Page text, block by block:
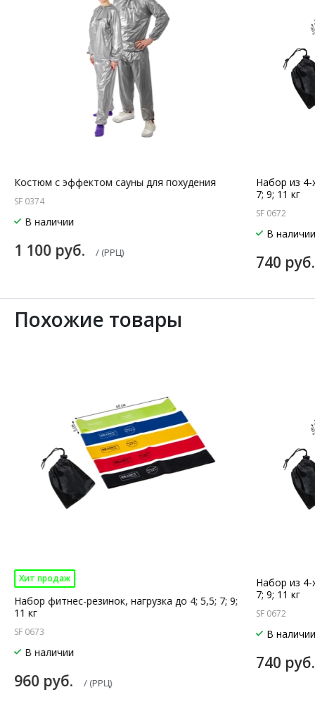
Костюм с эффектом сауны для похудения
SF 0374
В наличии
1 100 руб. / (РРЦ)
Набор из 4-
7; 9; 11 кг
SF 0672
В
740
Похожие товары
Хит продаж
Набор фитнес-резинок, нагрузка до 4; 5,5; 7; 9;
11 кг
SF 0673
В наличии
960 руб. / (РРЦ)
Набор из 4-
7; 9; 11 кг
SF 0672
В
740